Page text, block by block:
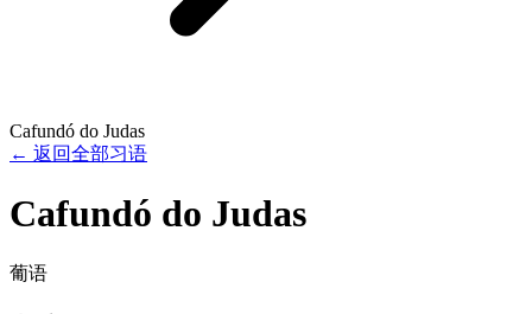
Cafundó do Judas
← 返回全部习语
Cafundó do Judas
葡语